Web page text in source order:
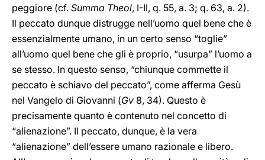
peggiore (cf. Summa Theol, I-II, q. 55, a. 3; q. 63, a. 2).
Il peccato dunque distrugge nell’uomo quel bene che è
essenzialmente umano, in un certo senso “toglie”
all’uomo quel bene che gli è proprio, “usurpa” l’uomo a
se stesso. In questo senso, “chiunque commette il
peccato è schiavo del peccato”, come afferma Gesù
nel Vangelo di Giovanni (Gv 8, 34). Questo è
precisamente quanto è contenuto nel concetto di
“alienazione”. Il peccato, dunque, è la vera
“alienazione” dell’essere umano razionale e libero.